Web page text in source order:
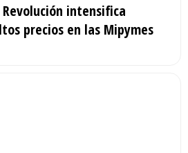
Revolución intensifica
precios en las Mipymes